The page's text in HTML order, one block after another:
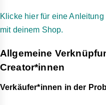
Klicke hier für eine
mit deinem Shop.
Allgemeine
Creator*innen
Verkäufer*innen in der